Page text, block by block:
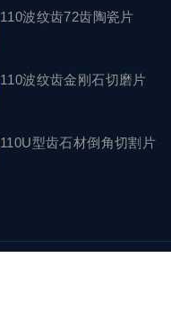
110波纹齿72齿陶瓷片
110波纹齿金刚石切磨片
110U型齿石材倒角切割片